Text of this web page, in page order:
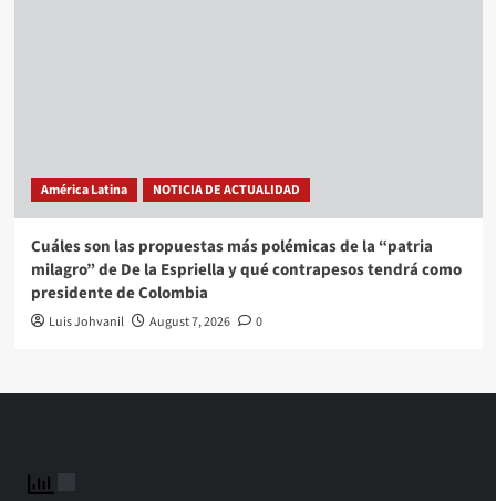
América Latina NOTICIA DE ACTUALIDAD
Cuáles son las propuestas más polémicas de la “patria
milagro” de De la Espriella y qué contrapesos tendrá como
presidente de Colombia
Luis Johvanil August 7, 2026 0